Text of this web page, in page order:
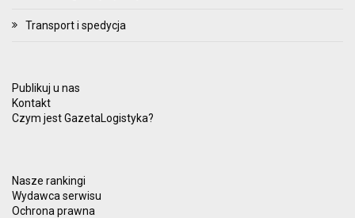
Transport i spedycja
Publikuj u nas
Kontakt
Czym jest GazetaLogistyka?
Nasze rankingi
Wydawca serwisu
Ochrona prawna